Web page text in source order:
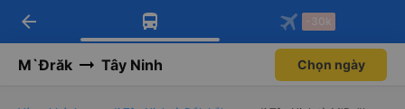
Tải app Vexere ngay!
Nhận ưu đãi thành viên độc
Mở app
Tải app Vexere
-30k/ghế khi đặt vé máy bay qua
Mở app
arrow_back -30k
M`Đrăk Tây Ninh Chọn ngày